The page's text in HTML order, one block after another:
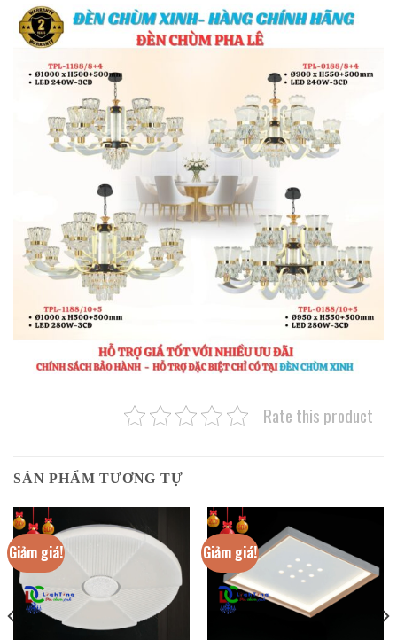
Rate this product
SẢN PHẨM TƯƠNG TỰ
Giảm giá! Giảm giá!